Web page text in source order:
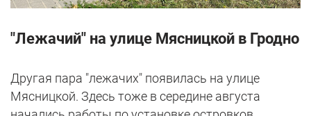
"Лежачий" на улице Мясницкой в Гродно
Другая пара "лежачих" появилась на улице
Мясницкой. Здесь тоже в середине августа